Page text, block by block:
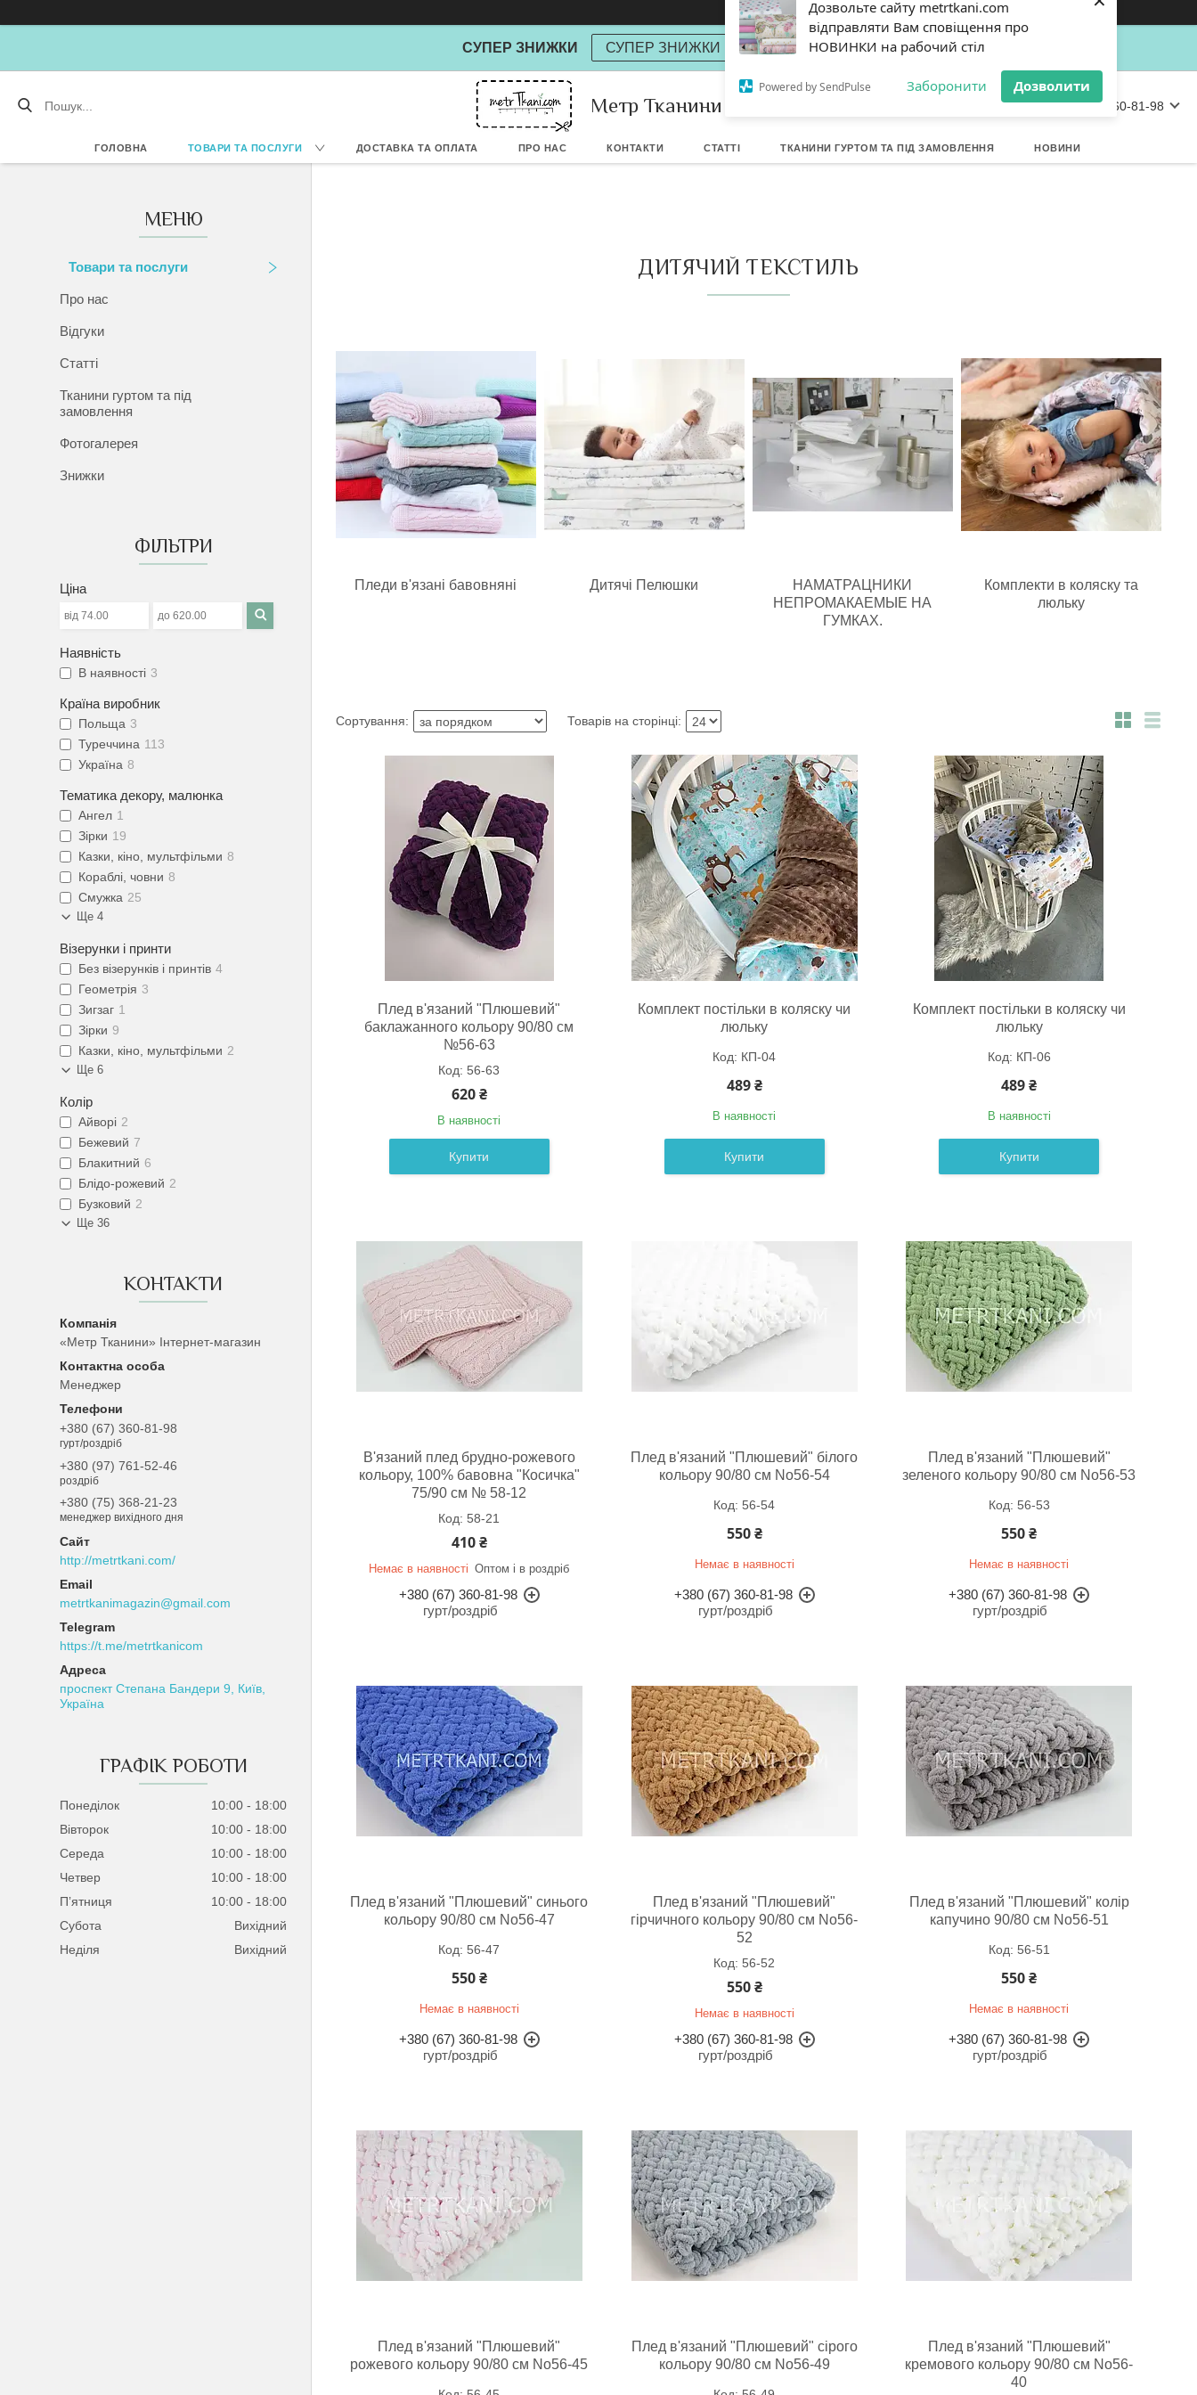
Дозвольте сайту metrtkani.com
відправляти Вам сповіщення про
Дозволити
×
Кошик
СУПЕР ЗНИЖКИ СУПЕР ЗНИЖКИ
Метр Тканини +380 (67) 360-81-98
ГОЛОВНА ТОВАРИ ТА ПОСЛУГИ ДОСТАВКА ТА ОПЛАТА ПРО НАС КОНТАКТИ СТАТТІ ТКАНИНИ ГУРТОМ ТА ПІД ЗАМОВЛЕННЯ НОВИНИ
Товари та послуги
Про нас
Відгуки
Статті
Тканини гуртом та під
замовлення
Фотогалерея
Знижки
ФІЛЬТРИ
Ціна
Наявність
В наявності 3
Країна виробник
Польща 3
Туреччина 113
Україна 8
Тематика декору, малюнка
Ангел 1
Зірки 19
Казки, кіно, мультфільми 8
Кораблі, човни 8
Смужка 25
Ще 4
Візерунки і принти
Без візерунків і принтів 4
Геометрія 3
Зигзаг 1
Зірки 9
Казки, кіно, мультфільми 2
Ще 6
Колір
Айворі 2
Бежевий 7
Блакитний 6
Блідо-рожевий 2
Бузковий 2
Ще 36
КОНТАКТИ
«Метр Тканини» Інтернет-магазин
Менеджер
+380 (67) 360-81-98
гурт/роздріб
+380 (97) 761-52-46
роздріб
+380 (75) 368-21-23
менеджер вихідного дня
http://metrtkani.com/
metrtkanimagazin@gmail.com
https://t.me/metrtkanicom
проспект Степана Бандери 9, Київ,
Україна
ГРАФІК РОБОТИ
Понеділок 10:00
18:00
Вівторок
10:00
18:00
Середа
10:00
18:00
Четвер
10:00
18:00
Пʼятниця
10:00
18:00
Субота
Вихідний
Неділя
Вихідний
ДИТЯЧИЙ ТЕКСТИЛЬ
Пледи в'язані бавовняні Дитячі Пелюшки
НАМАТРАЦНИКИ
НЕПРОМАКАЕМЫЕ НА
ГУМКАХ.
Комплекти в коляску та
люльку
Плед в'язаний "Плюшевий"
баклажанного кольору 90/80 см
№56-63
56-63
620 ₴
В наявності
Купити
Комплект постільки в коляску чи
люльку
КП-04
489 ₴
В наявності
Купити
Комплект постільки в коляску чи
люльку
КП-06
489 ₴
В наявності
Купити
В'язаний плед брудно-рожевого
кольору, 100% бавовна "Косичка"
75/90 см № 58-12
58-21
410 ₴
Немає в наявності Оптом і в роздріб
+380 (67) 360-81-98
гурт/роздріб
Плед в'язаний "Плюшевий" білого
кольору 90/80 см No56-54
56-54
550 ₴
Немає в наявності
+380 (67) 360-81-98
гурт/роздріб
Плед в'язаний "Плюшевий"
зеленого кольору 90/80 см No56-53
56-53
550 ₴
Немає в наявності
+380 (67) 360-81-98
гурт/роздріб
Плед в'язаний "Плюшевий" синього
кольору 90/80 см No56-47
56-47
550 ₴
Немає в наявності
+380 (67) 360-81-98
гурт/роздріб
Плед в'язаний "Плюшевий"
гірчичного кольору 90/80 см No56-
52
56-52
550 ₴
Немає в наявності
+380 (67) 360-81-98
гурт/роздріб
Плед в'язаний "Плюшевий" колір
капучино 90/80 см No56-51
56-51
550 ₴
Немає в наявності
+380 (67) 360-81-98
гурт/роздріб
Плед в'язаний "Плюшевий"
рожевого кольору 90/80 см No56-45
Плед в'язаний "Плюшевий" сірого
кольору 90/80 см No56-49
Плед в'язаний "Плюшевий"
кремового кольору 90/80 см No56-
40